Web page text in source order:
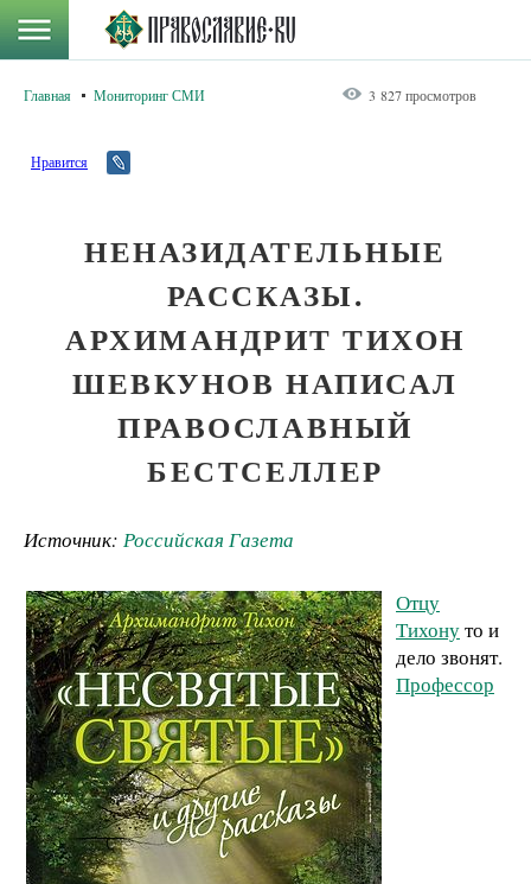
Главная Мониторинг СМИ 3 827 просмотров
Нравится
НЕНАЗИДАТЕЛЬНЫЕ
РАССКАЗЫ.
АРХИМАНДРИТ ТИХОН
ШЕВКУНОВ НАПИСАЛ
ПРАВОСЛАВНЫЙ
БЕСТСЕЛЛЕР
Источник: Российская Газета
Отцу
Тихонуто и
дело звонят.
Профессор